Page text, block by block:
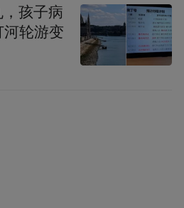
，孩子病
河轮游变